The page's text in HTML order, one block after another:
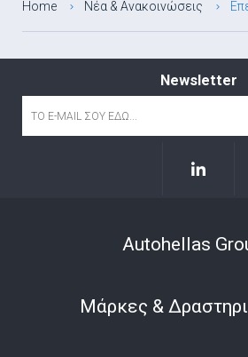
Home
Νέα & Ανακοινώσεις
Newsletter
Autohellas
Μάρκες &